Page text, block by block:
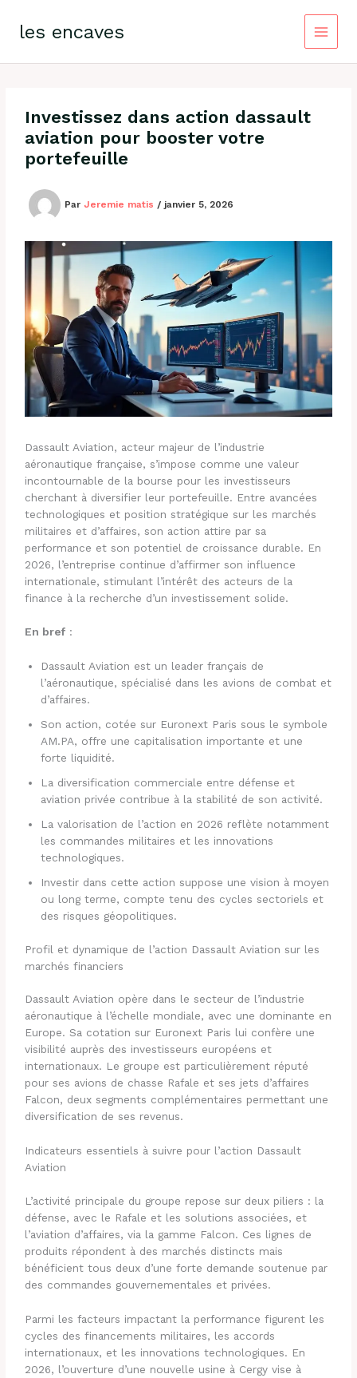
contenules encaves
Investissez dans action dassault
aviation pour booster votre
portefeuille
Par Jeremie matis / janvier 5, 2026
Dassault Aviation, acteur majeur de l’industrie
aéronautique française, s’impose comme une valeur
incontournable de la bourse pour les investisseurs
cherchant à diversifier leur portefeuille. Entre avancées
technologiques et position stratégique sur les marchés
militaires et d’affaires, son action attire par sa
performance et son potentiel de croissance durable. En
2026, l’entreprise continue d’affirmer son influence
internationale, stimulant l’intérêt des acteurs de la
finance à la recherche d’un investissement solide.
En bref :
Dassault Aviation est un leader français de
l’aéronautique, spécialisé dans les avions de combat et
d’affaires.
Son action, cotée sur Euronext Paris sous le symbole
AM.PA, offre une capitalisation importante et une
forte liquidité.
La diversification commerciale entre défense et
aviation privée contribue à la stabilité de son activité.
La valorisation de l’action en 2026 reflète notamment
les commandes militaires et les innovations
technologiques.
Investir dans cette action suppose une vision à moyen
ou long terme, compte tenu des cycles sectoriels et
des risques géopolitiques.
Profil et dynamique de l’action Dassault Aviation sur les
marchés financiers
Dassault Aviation opère dans le secteur de l’industrie
aéronautique à l’échelle mondiale, avec une dominante en
Europe. Sa cotation sur Euronext Paris lui confère une
visibilité auprès des investisseurs européens et
internationaux. Le groupe est particulièrement réputé
pour ses avions de chasse Rafale et ses jets d’affaires
Falcon, deux segments complémentaires permettant une
diversification de ses revenus.
Indicateurs essentiels à suivre pour l’action Dassault
Aviation
L’activité principale du groupe repose sur deux piliers : la
défense, avec le Rafale et les solutions associées, et
l’aviation d’affaires, via la gamme Falcon. Ces lignes de
produits répondent à des marchés distincts mais
bénéficient tous deux d’une forte demande soutenue par
des commandes gouvernementales et privées.
Parmi les facteurs impactant la performance figurent les
cycles des financements militaires, les accords
internationaux, et les innovations technologiques. En
2026, l’ouverture d’une nouvelle usine à Cergy vise à